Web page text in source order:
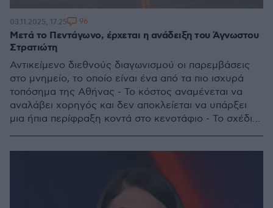
Μετά το Πεντάγωνο, έρχεται η ανάδειξη του Άγνωστου
Στρατιώτη
Αντικείμενο διεθνούς διαγωνισμού οι παρεμβάσεις
στο μνημείο, το οποίο είναι ένα από τα πιο ισχυρά
τοπόσημα της Αθήνας - Το κόστος αναμένεται να
αναλάβει χορηγός και δεν αποκλείεται να υπάρξει
μια ήπια περίφραξη κοντά στο κενοτάφιο - Το σχέδιο
03.11.2025, 17:25 96